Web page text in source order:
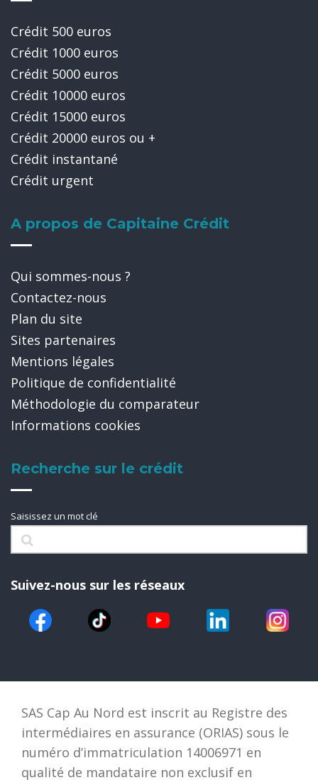
Crédit 500 euros
Crédit 1000 euros
Crédit 5000 euros
Crédit 10000 euros
Crédit 15000 euros
Crédit 20000 euros ou +
Crédit instantané
Crédit urgent
A propos de Capitaine Crédit
Qui sommes-nous ?
Contactez-nous
Plan du site
Sites partenaires
Mentions légales
Politique de confidentialité
Méthodologie du comparateur
Informations cookies
Recherche sur le crédit
Saisissez un mot clé
Suivez-nous sur les réseaux
SAS Cap Au Nord est inscrit au Registre des
intermédiaires en assurance (ORIAS) sous le
numéro d’immatriculation 14006971 en
qualité de mandataire non exclusif en